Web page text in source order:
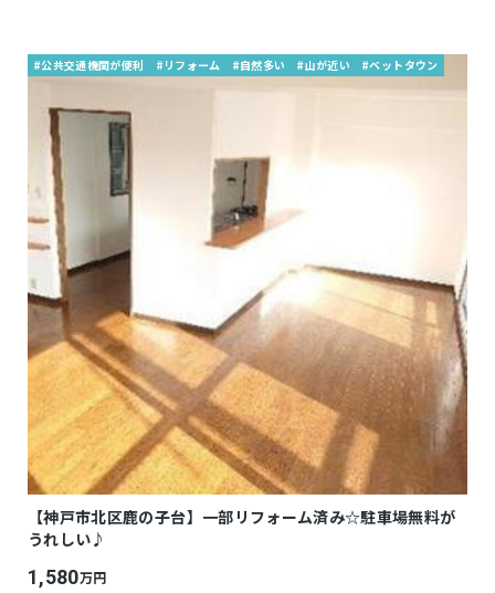
#公共交通機関が便利 #リフォーム #自然多い #山が近い #ベットタウン
【神戸市北区鹿の子台】一部リフォーム済み☆駐車場無料が
うれしい♪
1,580万円